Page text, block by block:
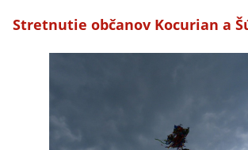
Stretnutie občanov Kocurian a